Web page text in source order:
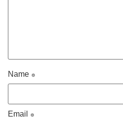
Name *
Email *